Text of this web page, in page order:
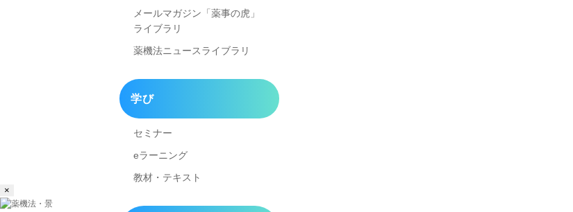
×
メールマガジン「薬事の虎」
ライブラリ
薬機法ニュースライブラリ
学び
セミナー
eラーニング
教材・テキスト